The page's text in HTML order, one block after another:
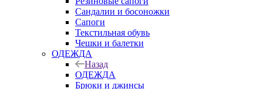
Сандалии и босоножки
Сапоги
Текстильная обувь
Чешки и балетки
ОДЕЖДА
Назад
ОДЕЖДА
Брюки и джинсы